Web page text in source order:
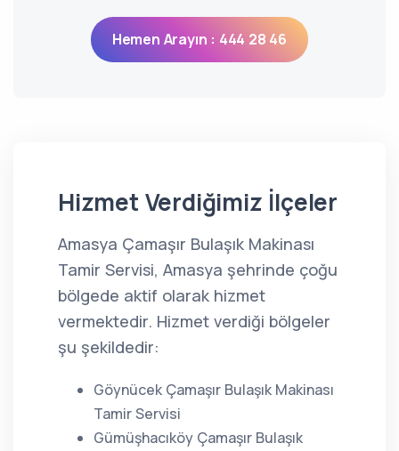
Hemen Arayın : 444 28 46
Hizmet Verdiğimiz İlçeler
Amasya Çamaşır Bulaşık Makinası
Tamir Servisi, Amasya şehrinde çoğu
bölgede aktif olarak hizmet
vermektedir. Hizmet verdiği bölgeler
şu şekildedir:
Göynücek Çamaşır Bulaşık Makinası
Tamir Servisi
Gümüşhacıköy Çamaşır Bulaşık